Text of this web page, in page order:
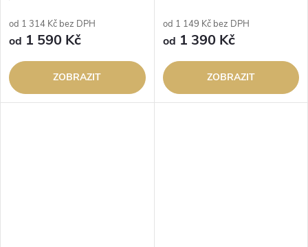
od 1 314 Kč bez DPH
od 1 590 Kč
ZOBRAZIT
od 1 149 Kč bez DPH
od 1 390 Kč
ZOBRAZIT